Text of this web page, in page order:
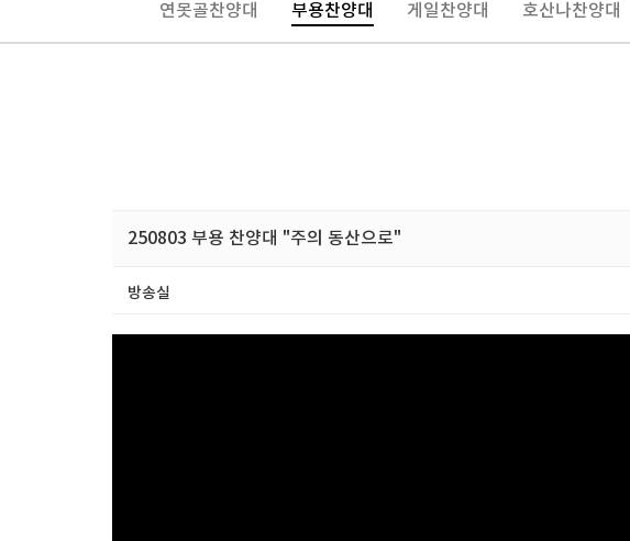
처음오시는분들
연못골찬양대 부용찬양대 게일찬양대 호산나찬양대
250803 부용 찬양대 "주의 동산으로"
방송실